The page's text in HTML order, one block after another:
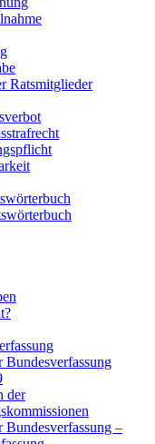
Ratsmitglieder
Bundesverfassung
der
Bundesverfassung –